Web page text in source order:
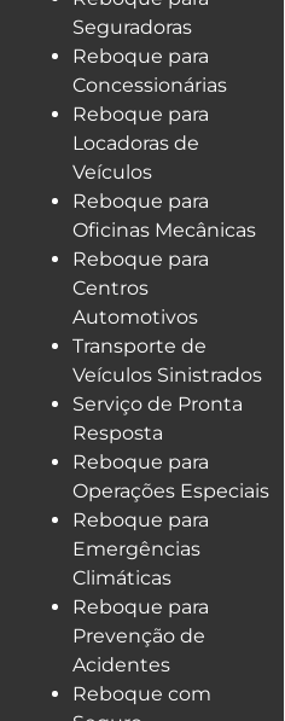
Seguradoras
Reboque para
Concessionárias
Reboque para
Locadoras de
Veículos
Reboque para
Oficinas Mecânicas
Reboque para
Centros
Automotivos
Transporte de
Veículos Sinistrados
Serviço de Pronta
Resposta
Reboque para
Operações Especiais
Reboque para
Emergências
Climáticas
Reboque para
Prevenção de
Acidentes
Reboque com